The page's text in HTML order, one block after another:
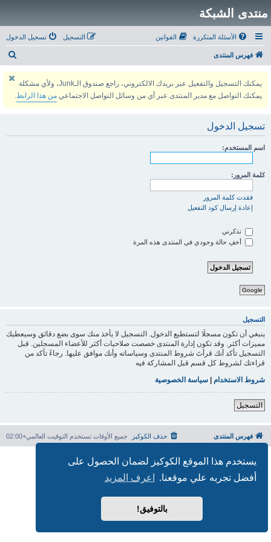
يستخدم هذا الموقع الكوكيز لضمان الحصول على
أفضل تجربه علي موقعنا.
اعرف المزيد
بالتوفيق!
منتدى الشبكة
الأسئلة المتكررة القوانين تسجيل الدخول التسجيل
فهرس المنتدى
يمكنك التسجيل والتفعيل عبر بريدك الالكتروني، راجع صندوق الـJunk، ولأي مشكلة
يمكنك التواصل مع مدير المنتدى عبر أي من وسائل التواصل الاجتماعي من هذا الرابط.
تسجيل الدخول
اسم المستخدم:
كلمة المرور:
فقدت كلمة المرور
إعادة إرسال كود التفعيل
تذكرني
أخفِ حالة وجودي في المنتدى هذه المرة
Google
التسجيل
ينبغي أن تكون مسجلًا لتستطيع الدخول. التسجيل لا يأخذ منك سوى بضع دقائق وسيعطيك
مميزات أكثر. وقد تكون إدارة المنتدى خصصت صلاحيات أكثر للأعضاء المسجلين. قبل
التسجيل تأكد أنك قرأتَ شروط المنتدى وسياساته وأنك موافق عليها. رجاءً تأكد من
قراءتك لشروط كل قسم قبل المشاركة فيه
شروط الاستخدام | سياسة الخصوصية
التسجيل
فهرس المنتدى جميع الأوقات تستخدم التوقيت العالمي+02:00 حذف الكوكيز
بدعم من phpBB
® Forum Software © phpBB Limited
الترجمة برعاية
المنتديات العربية
الخصوصية| الشروط